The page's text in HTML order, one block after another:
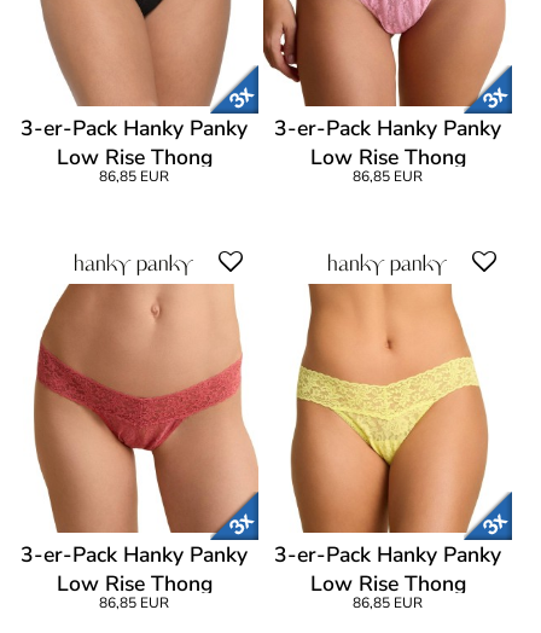
3-er-Pack Hanky Panky
Low Rise Thong
86,85 EUR
3-er-Pack Hanky Panky
Low Rise Thong
86,85 EUR
3-er-Pack Hanky Panky
Low Rise Thong
86,85 EUR
3-er-Pack Hanky Panky
Low Rise Thong
86,85 EUR